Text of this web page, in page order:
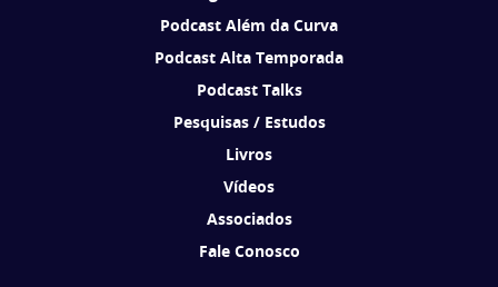
Podcast Além da Curva
Podcast Alta Temporada
Podcast Talks
Pesquisas / Estudos
Livros
Vídeos
Associados
Fale Conosco